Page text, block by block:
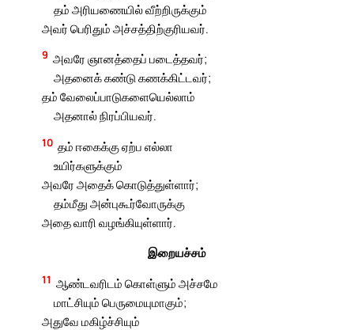
தம் அரியணையில் வீற்றிருக்கும்
அவர் பெரிதும் அச்சத்திற்குரியவர்.
9 அவரே ஞானத்தைப் படைத்தவர்;
அதனைக் கண்டு கணக்கிட்டவர்;
தம் வேலைப்பாடுகளையெல்லாம்
அதனால் நிரப்பியவர்.
10 தம் ஈகைக்கு ஏற்ப எல்லா
உயிர்களுக்கும்
அவரே அதைக் கொடுத்துள்ளார்;
தம்மீது அன்புகூர்வோருக்கு
அதை வாரி வழங்கியுள்ளார்.
இறையச்சம்
11 ஆண்டவரிடம் கொள்ளும் அச்சமே
மாட்சியும் பெருமையுமாகும்;
அதுவே மகிழ்ச்சியும்